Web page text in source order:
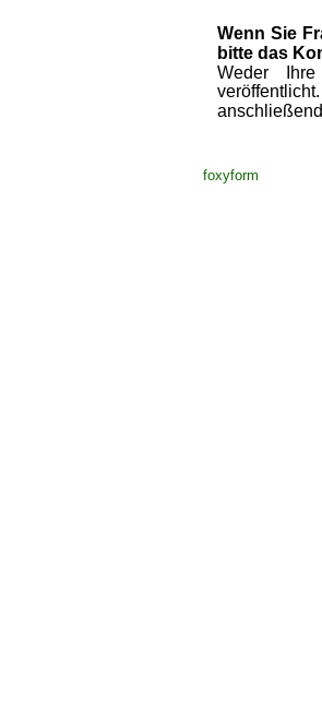
foxyform
Wenn Sie
bitte das
Weder
veröffentlicht.